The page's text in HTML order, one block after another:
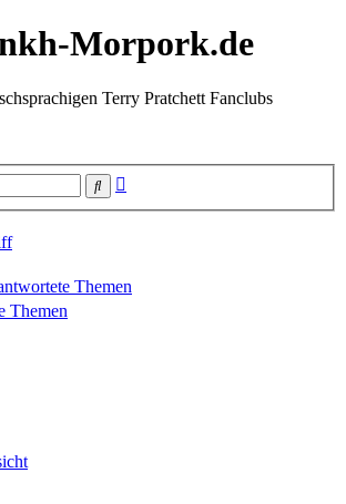
Morpork.de
Terry Pratchett Fanclubs
Suche
Themen
Themen